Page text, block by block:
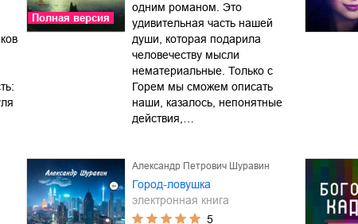
Полная версия
одним романом. Это
удивительная часть нашей
души, которая подарила
человечеству мысли
нематериальные. Только с
Горем мы сможем описать
наши, казалось, непонятные
действия,…
Александр Петрович Шуравин
Город-ловушка
электронная книга
5